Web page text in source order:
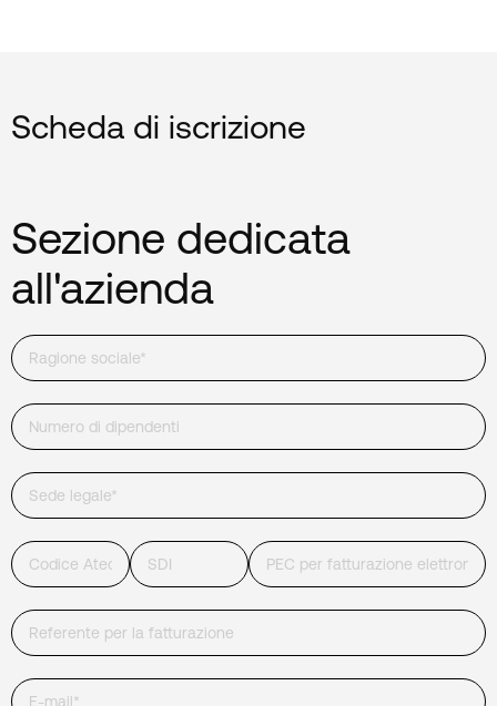
Scheda di iscrizione
Sezione dedicata
all'azienda